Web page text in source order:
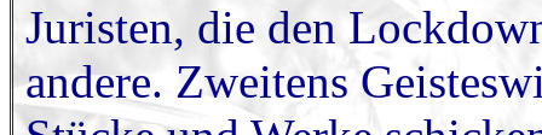
Juristen, die den
andere. Zweitens